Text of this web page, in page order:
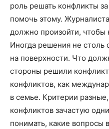
роль решать конфликты
помочь этому.
должно произойти, чтобы
Иногда решения не столь
на поверхности. Что
стороны решили
конфликтов, как
в семье. Критерии
конфликтов зачастую
понимать, какие вопросы